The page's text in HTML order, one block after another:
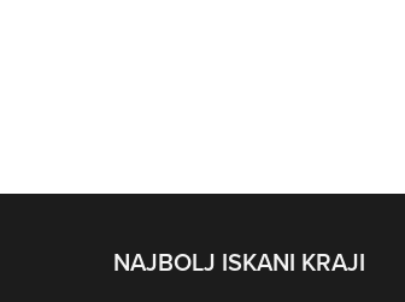
NAJBOLJ ISKANI KRAJI